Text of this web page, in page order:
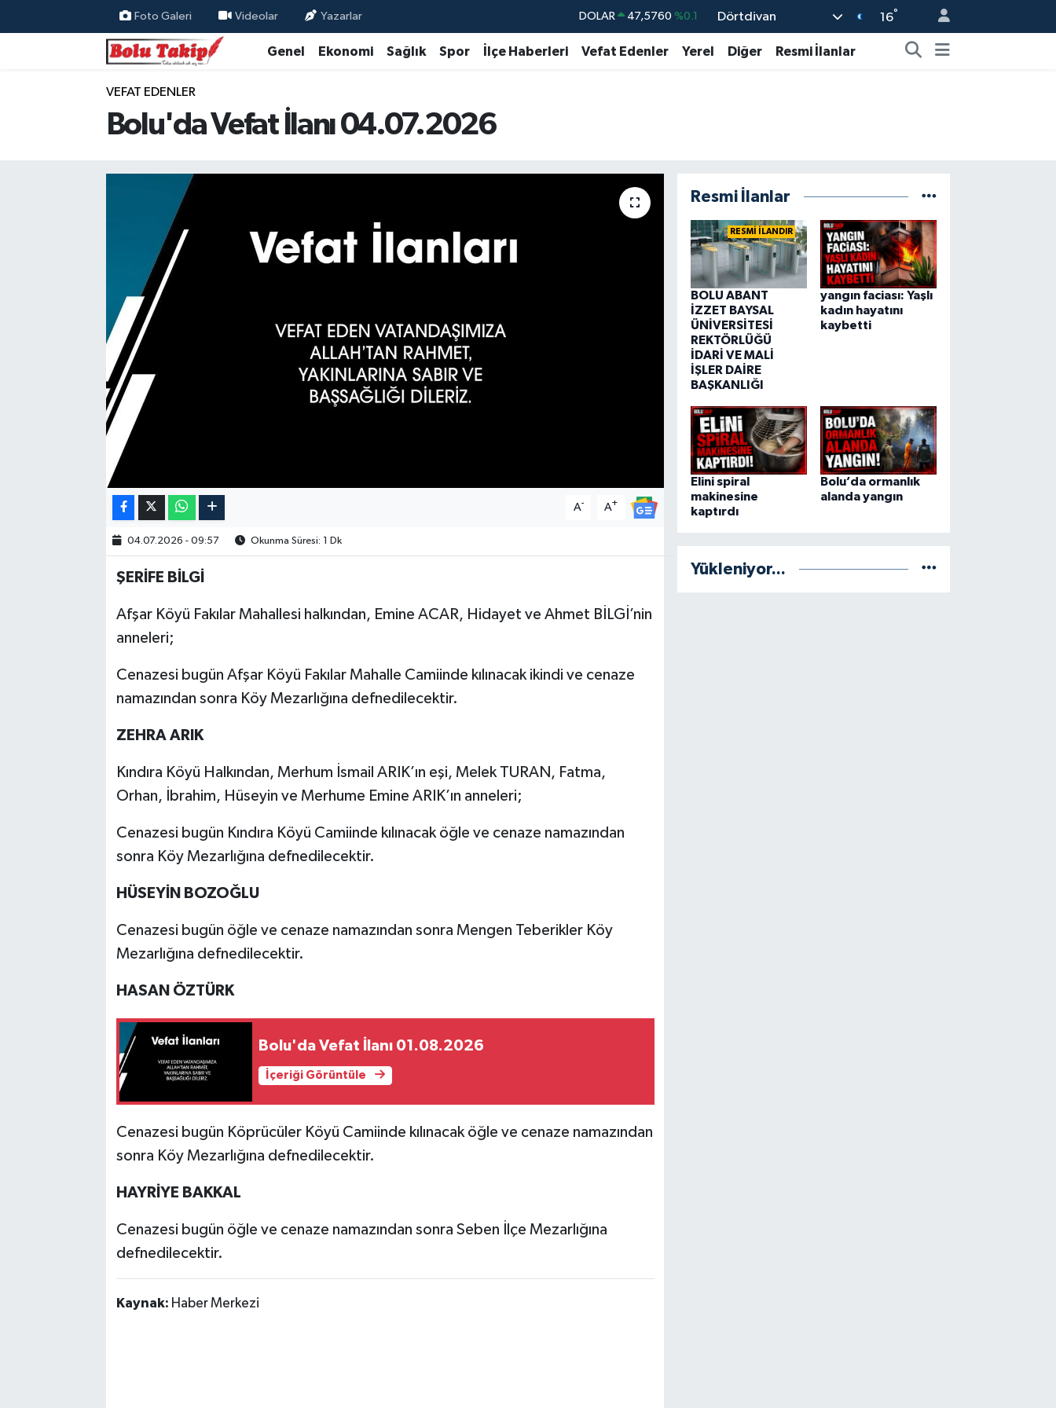
Foto Galeri Videolar Yazarlar DOLAR 47,5760 %0.1
EURO 55,0126 %0.29
Dörtdivan 16°
Genel Ekonomi Sağlık Spor İlçe Haberleri Vefat Edenler Yerel Diğer Resmi İlanlar
VEFAT EDENLER
Bolu'da Vefat İlanı 04.07.2026
A- A+
04.07.2026 - 09:57 Okunma Süresi: 1 Dk
ŞERİFE BİLGİ
Afşar Köyü Fakılar Mahallesi halkından, Emine ACAR, Hidayet ve Ahmet BİLGİ’nin
anneleri;
Cenazesi bugün Afşar Köyü Fakılar Mahalle Camiinde kılınacak ikindi ve cenaze
namazından sonra Köy Mezarlığına defnedilecektir.
ZEHRA ARIK
Kındıra Köyü Halkından, Merhum İsmail ARIK’ın eşi, Melek TURAN, Fatma,
Orhan, İbrahim, Hüseyin ve Merhume Emine ARIK’ın anneleri;
Cenazesi bugün Kındıra Köyü Camiinde kılınacak öğle ve cenaze namazından
sonra Köy Mezarlığına defnedilecektir.
HÜSEYİN BOZOĞLU
Cenazesi bugün öğle ve cenaze namazından sonra Mengen Teberikler Köy
Mezarlığına defnedilecektir.
HASAN ÖZTÜRK
Bolu'da Vefat İlanı 01.08.2026
İçeriği Görüntüle
Cenazesi bugün Köprücüler Köyü Camiinde kılınacak öğle ve cenaze namazından
sonra Köy Mezarlığına defnedilecektir.
HAYRİYE BAKKAL
Cenazesi bugün öğle ve cenaze namazından sonra Seben İlçe Mezarlığına
defnedilecektir.
Kaynak: Haber Merkezi
Resmi İlanlar
RESMİ İLANDIR
BOLU ABANT
İZZET BAYSAL
ÜNİVERSİTESİ
REKTÖRLÜĞÜ
İDARİ VE MALİ
İŞLER DAİRE
BAŞKANLIĞI
yangın faciası: Yaşlı
kadın hayatını
kaybetti
Elini spiral
makinesine
kaptırdı
Bolu’da ormanlık
alanda yangın
Yükleniyor...